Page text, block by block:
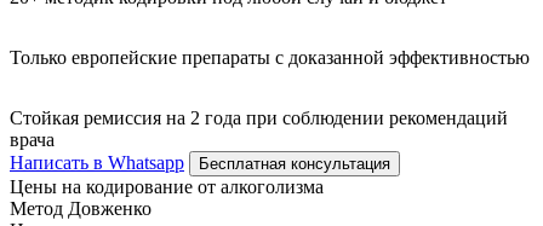
Только европейские препараты с доказанной эффективностью
Стойкая ремиссия на 2 года при соблюдении рекомендаций
врача
Написать в Whatsapp
Бесплатная консультация
Цены на кодирование от алкоголизма
Метод Довженко